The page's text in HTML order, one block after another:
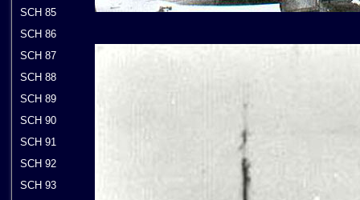
SCH 85
SCH 86
SCH 87
SCH 88
SCH 89
SCH 90
SCH 91
SCH 92
SCH 93